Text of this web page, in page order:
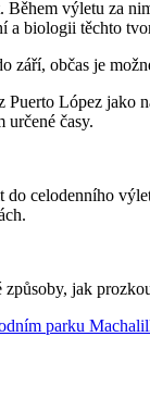
Během výletu za
a biologii těchto
září, občas je
López jako
určené časy.
celodenního
jak
parku